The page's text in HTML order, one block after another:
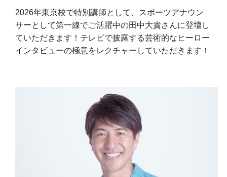
2026年東京校で特別講師として、スポーツアナウン
サーとして第一線でご活躍中の田中大貴さんに登壇し
ていただきます！テレビで披露する芸術的なヒーロー
インタビューの極意をレクチャーしていただきます！